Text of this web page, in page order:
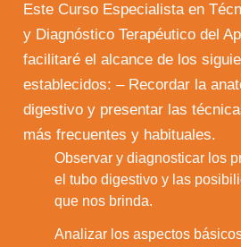
Este Curso Especialista en
y Diagnóstico Terapéutico del
facilitaré el alcance de los
establecidos: – Recordar la
digestivo y presentar las
más frecuentes y habituales.
Observar y diagnosticar los
el tubo digestivo y las
que nos brinda.
Analizar los aspectos